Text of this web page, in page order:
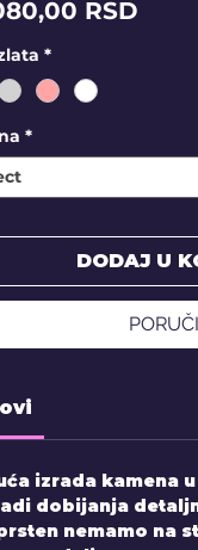
RSD
*
*
DODAJ U
PORUČI
izrada kamena
dobijanja
nemamo na